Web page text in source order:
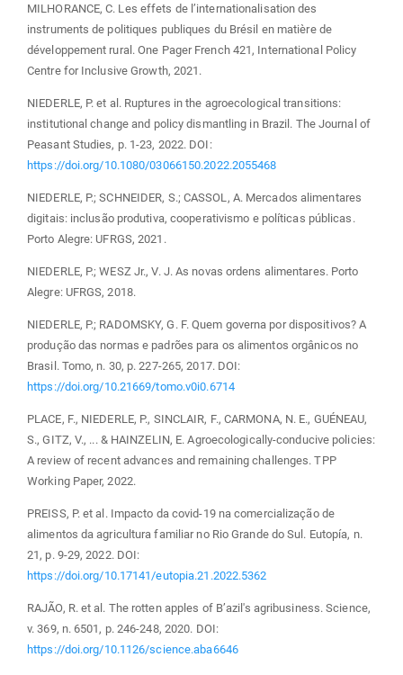
MILHORANCE, C. Les effets de l’internationalisation des
instruments de politiques publiques du Brésil en matière de
développement rural. One Pager French 421, International Policy
Centre for Inclusive Growth, 2021.
NIEDERLE, P. et al. Ruptures in the agroecological transitions:
institutional change and policy dismantling in Brazil. The Journal of
Peasant Studies, p. 1-23, 2022. DOI:
https://doi.org/10.1080/03066150.2022.2055468
NIEDERLE, P.; SCHNEIDER, S.; CASSOL, A. Mercados alimentares
digitais: inclusão produtiva, cooperativismo e políticas públicas.
Porto Alegre: UFRGS, 2021.
NIEDERLE, P.; WESZ Jr., V. J. As novas ordens alimentares. Porto
Alegre: UFRGS, 2018.
NIEDERLE, P.; RADOMSKY, G. F. Quem governa por dispositivos? A
produção das normas e padrões para os alimentos orgânicos no
Brasil. Tomo, n. 30, p. 227-265, 2017. DOI:
https://doi.org/10.21669/tomo.v0i0.6714
PLACE, F., NIEDERLE, P., SINCLAIR, F., CARMONA, N. E., GUÉNEAU,
S., GITZ, V., ... & HAINZELIN, E. Agroecologically-conducive policies:
A review of recent advances and remaining challenges. TPP
Working Paper, 2022.
PREISS, P. et al. Impacto da covid-19 na comercialização de
alimentos da agricultura familiar no Rio Grande do Sul. Eutopía, n.
21, p. 9-29, 2022. DOI:
https://doi.org/10.17141/eutopia.21.2022.5362
RAJÃO, R. et al. The rotten apples of B’azil's agribusiness. Science,
v. 369, n. 6501, p. 246-248, 2020. DOI:
https://doi.org/10.1126/science.aba6646